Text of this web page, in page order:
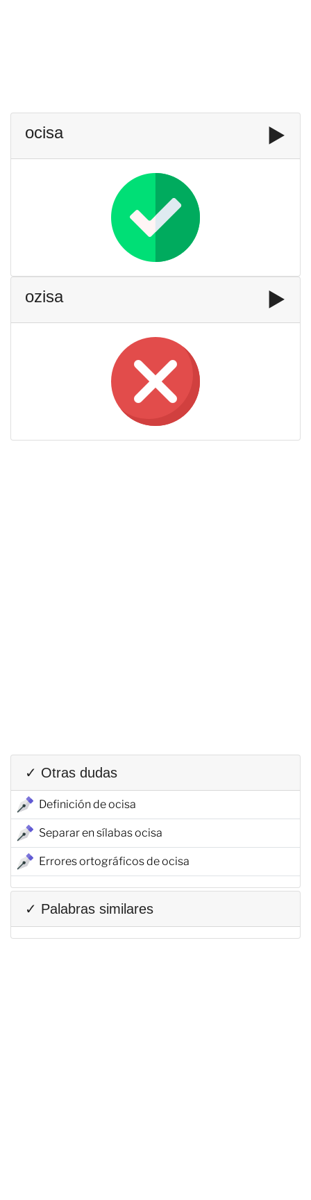
ocisa ▶️
ozisa ▶️
✓ Otras dudas
Definición de ocisa
Separar en sílabas ocisa
Errores ortográficos de ocisa
✓ Palabras similares